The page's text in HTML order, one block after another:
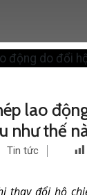
lao
như thế
Tin tức
thay đổi hộ